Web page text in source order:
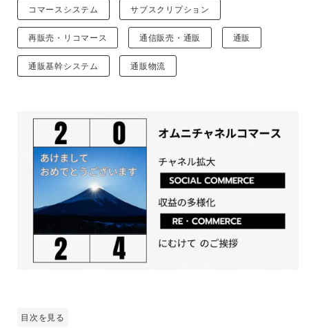
コマースシステム サブスクリプション
再販売・リコマース 通信販売・通販 通販
通販基幹システム 通販物流
目次を見る